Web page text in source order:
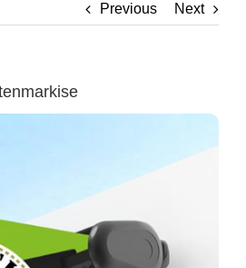
Previous Next